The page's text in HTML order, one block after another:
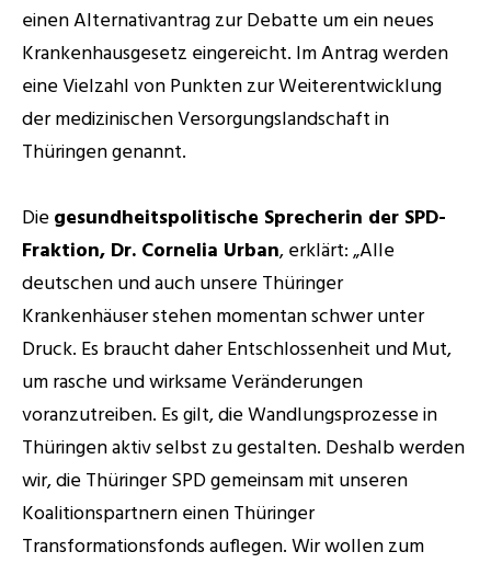
Join
Events
einen Alternativantrag zur Debatte um ein neues
Krankenhausgesetz eingereicht. Im Antrag werden
eine Vielzahl von Punkten zur Weiterentwicklung
der medizinischen Versorgungslandschaft in
Thüringen genannt.
Die gesundheitspolitische Sprecherin der SPD-
Fraktion, Dr. Cornelia Urban, erklärt: „Alle
deutschen und auch unsere Thüringer
Krankenhäuser stehen momentan schwer unter
Druck. Es braucht daher Entschlossenheit und Mut,
um rasche und wirksame Veränderungen
voranzutreiben. Es gilt, die Wandlungsprozesse in
Thüringen aktiv selbst zu gestalten. Deshalb werden
wir, die Thüringer SPD gemeinsam mit unseren
Koalitionspartnern einen Thüringer
Transformationsfonds auflegen. Wir wollen zum